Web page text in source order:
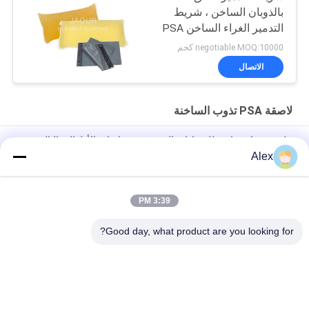
بالذوبان الساخن ، شريط
التدمير الغراء الساخن PSA
negotiable MOQ:10000 كجم
الاتصال
لاصقة PSA تذوب الساخنة
ملصق ذوبان ساخن للضمادات المرنة في حفاضات الأطفال والبالغين
الغراء المصهور على الساخن لصنع حفاضات الغراء البناء لإنتاج حفاضات
الأطفال
Premium Grade Positioning Hot Melt PSA for lady sanitary
Alex
3:39 PM
Good day, what product are you looking for?